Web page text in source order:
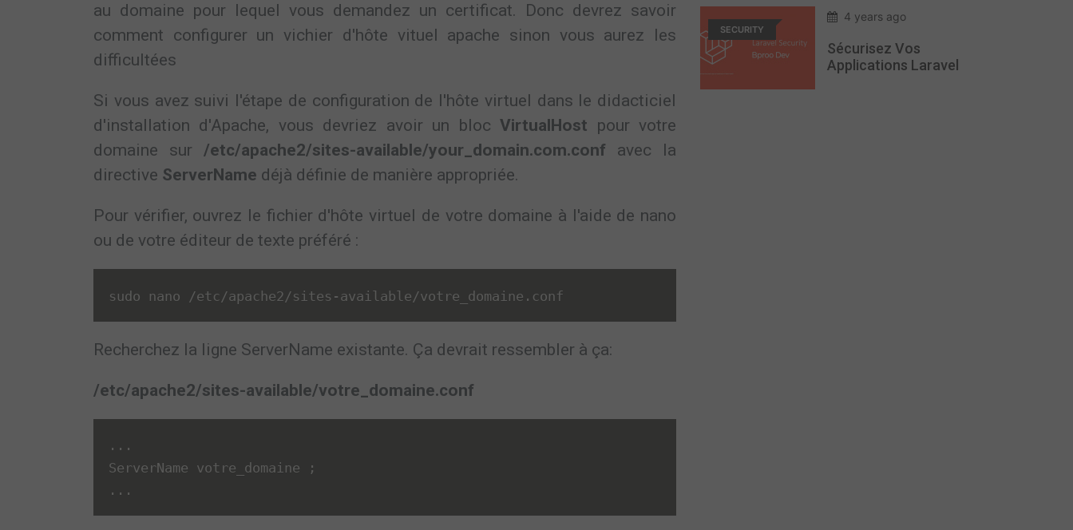
au domaine pour lequel vous demandez un certificat. Donc devrez savoir
comment configurer un vichier d'hôte vituel apache sinon vous aurez les
difficultées
Si vous avez suivi l'étape de configuration de l'hôte virtuel dans le didacticiel
d'installation d'Apache, vous devriez avoir un blocVirtualHost pour votre
domaine sur /etc/apache2/sites-available/your_domain.com.conf avec la
directive ServerName déjà définie de manière appropriée.
Pour vérifier, ouvrez le fichier d'hôte virtuel de votre domaine à l'aide de nano
ou de votre éditeur de texte préféré :
sudo nano /etc/apache2/sites - available/votre_domaine . conf
Recherchez la ligne ServerName existante. Ça devrait ressembler à ça:
/etc/apache2/sites-available/votre_domaine.conf
. . .
ServerName votre_domaine
;
. . .
SECURITY
4 years ago
Sécurisez Vos
Applications Laravel